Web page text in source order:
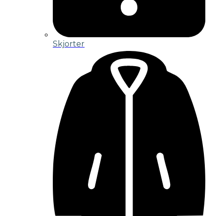
Skjorter